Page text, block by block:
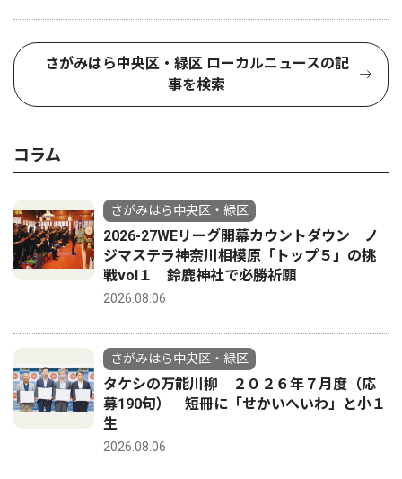
さがみはら中央区・緑区 ローカルニュースの記
事を検索
コラム
さがみはら中央区・緑区
2026-27WEリーグ開幕カウントダウン ノ
ジマステラ神奈川相模原「トップ５」の挑
戦vol１ 鈴鹿神社で必勝祈願
2026.08.06
さがみはら中央区・緑区
タケシの万能川柳 ２０２６年７月度（応
募190句） 短冊に「せかいへいわ」と小１
生
2026.08.06